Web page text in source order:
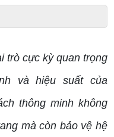
trò cực kỳ quan trọng
và hiệu suất của
thông minh không
mà còn bảo vệ hệ